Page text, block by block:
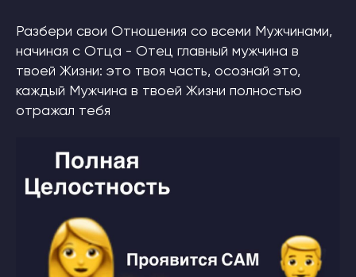
Разбери свои Отношения со всеми Мужчинами,
начиная с Отца - Отец главный мужчина в
твоей Жизни: это твоя часть, осознай это,
каждый Мужчина в твоей Жизни полностью
отражал тебя